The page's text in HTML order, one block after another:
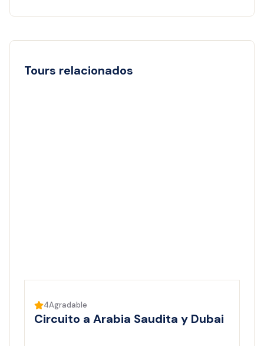
Tours relacionados
4Agradable
Circuito a Arabia Saudita y Dubai